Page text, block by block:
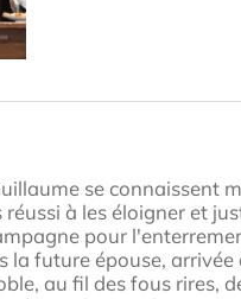
se connaissent
à les éloigner et
pour
la future épouse,
au fil des fous rires,